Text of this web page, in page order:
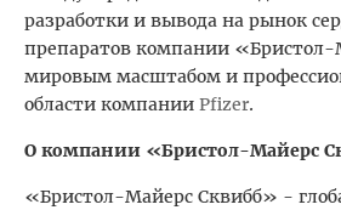
разработки и вывода на рынок
препаратов компании «Бристол-
мировым масштабом и
области компании Pfizer.
О компании «Бристол-Майерс
«Бристол-Майерс Сквибб» -